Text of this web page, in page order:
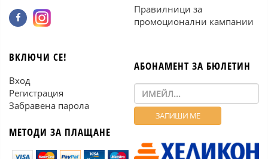
Правилници за
промоционални кампании
ВКЛЮЧИ СЕ!
Вход
Регистрация
Забравена парола
МЕТОДИ ЗА ПЛАЩАНЕ
АБОНАМЕНТ ЗА БЮЛЕТИН